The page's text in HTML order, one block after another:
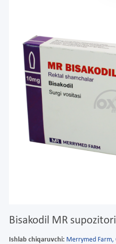
Bisakodil MR
Ishlab chiqaruvchi: Merrymed